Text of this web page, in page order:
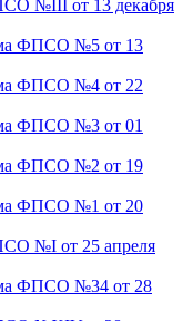
№III от 13 декабря
ФПСО №5 от 13
ФПСО №4 от 22
ФПСО №3 от 01
ФПСО №2 от 19
ФПСО №1 от 20
№I от 25 апреля
ФПСО №34 от 28